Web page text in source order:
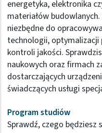
energetyka, elektronika
materiałów
niezbędne do
technologii, optymalizacji
kontroli jakości.
naukowych oraz firmach
dostarczających
świadczących usługi
Program studiów
Sprawdź, czego będziesz